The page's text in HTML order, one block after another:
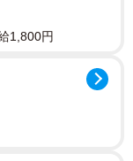
1,800円